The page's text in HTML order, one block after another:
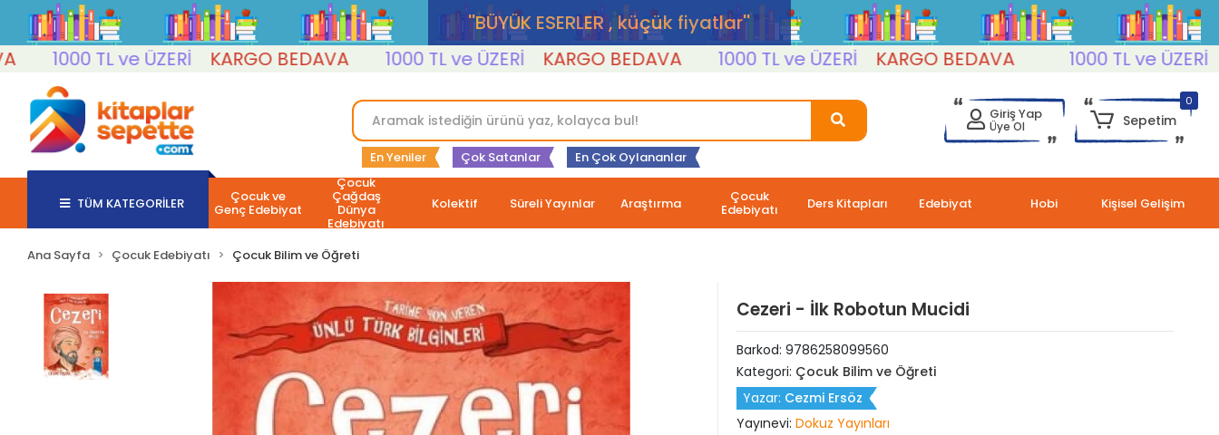
''BÜYÜK ESERLER , küçük fiyatlar''
1000 TL ve ÜZERİ
KARGO BEDAVA 1000 TL ve ÜZERİ KARGO BEDAVA 1000 TL ve ÜZERİ KARGO BEDAVA 1000 TL ve ÜZERİ
En Yeniler Çok Satanlar En Çok Oylananlar
Giriş Yap
Üye Ol
0
Sepetim
TÜM KATEGORİLER Çocuk ve
Genç Edebiyat
Çocuk
Çağdaş
Dünya
Edebiyatı
Kolektif Süreli Yayınlar Araştırma Çocuk
Edebiyatı Ders Kitapları Edebiyat Hobi Kişisel Gelişim
Ana Sayfa Çocuk Edebiyatı Çocuk Bilim ve Öğreti
Cezeri - İlk Robotun Mucidi
Barkod: 9786258099560
Kategori: Çocuk Bilim ve Öğreti
Yazar: Cezmi Ersöz
Yayınevi: Dokuz Yayınları